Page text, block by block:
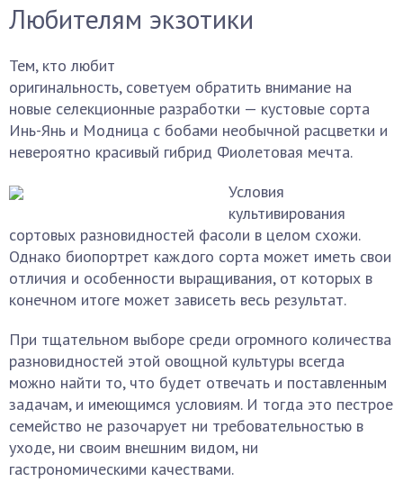
Любителям экзотики
Тем, кто любит
оригинальность, советуем обратить внимание на
новые селекционные разработки — кустовые сорта
Инь-Янь и Модница с бобами необычной расцветки и
невероятно красивый гибрид Фиолетовая мечта.
Условия
культивирования
сортовых разновидностей фасоли в целом схожи.
Однако биопортрет каждого сорта может иметь свои
отличия и особенности выращивания, от которых в
конечном итоге может зависеть весь результат.
При тщательном выборе среди огромного количества
разновидностей этой овощной культуры всегда
можно найти то, что будет отвечать и поставленным
задачам, и имеющимся условиям. И тогда это пестрое
семейство не разочарует ни требовательностью в
уходе, ни своим внешним видом, ни
гастрономическими качествами.